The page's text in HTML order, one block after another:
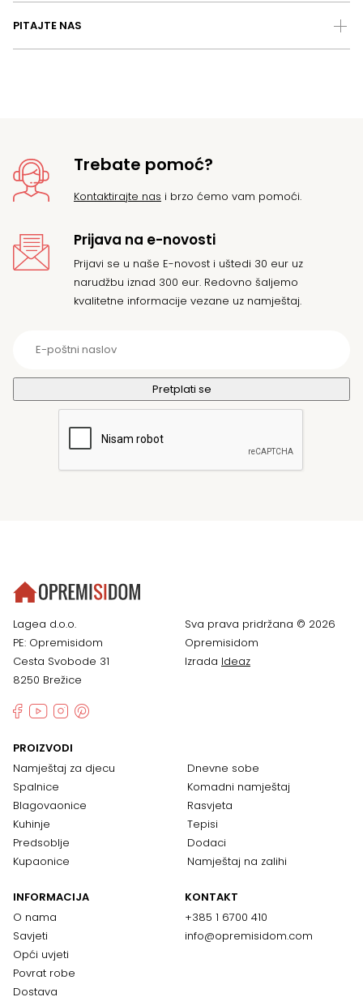
PITAJTE NAS
Trebate pomoć?
Kontaktirajte nas i brzo ćemo vam pomoći.
Prijava na e-novosti
Prijavi se u naše E-novost i uštedi 30 eur uz
narudžbu iznad 300 eur. Redovno šaljemo
kvalitetne informacije vezane uz namještaj.
Lagea d.o.o.
PE: Opremisidom
Cesta Svobode 31
8250 Brežice
Sva prava pridržana © 2026
Opremisidom
Izrada Ideaz
PROIZVODI
Namještaj za djecu
Spalnice
Blagovaonice
Kuhinje
Predsoblje
Kupaonice
Dnevne sobe
Komadni namještaj
Rasvjeta
Tepisi
Dodaci
Namještaj na zalihi
INFORMACIJA
O nama
Savjeti
Opći uvjeti
Povrat robe
Dostava
KONTAKT
+385 1 6700 410
info@opremisidom.com